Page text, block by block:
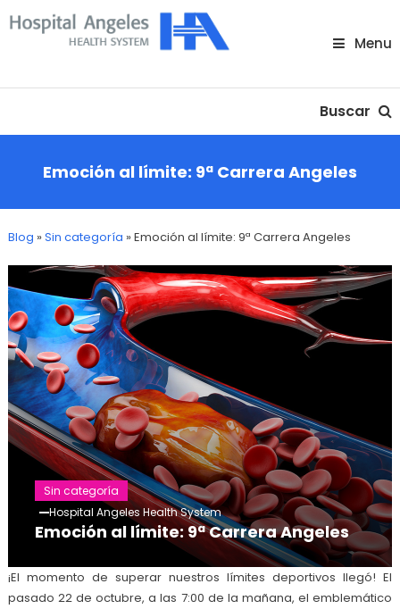
Skip
To
Menu
Buscar
Emoción al límite: 9ª Carrera Angeles
Blog »Sin categoría »Emoción al límite: 9ª Carrera Angeles
Sin categoría
Hospital Angeles Health System
Emoción al límite: 9ª Carrera Angeles
¡El momento de superar nuestros límites deportivos llegó! El
pasado 22 de octubre, a las 7:00 de la mañana, el emblemático